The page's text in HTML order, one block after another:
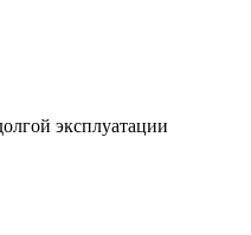
эксплуатации